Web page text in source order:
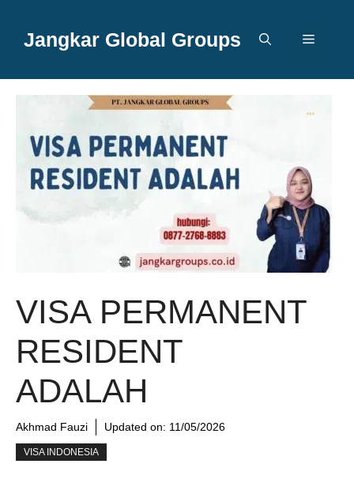
Jangkar Global Groups Menu
VISA PERMANENT
RESIDENT
ADALAH
Akhmad Fauzi Updated on: 11/05/2026
VISA INDONESIA